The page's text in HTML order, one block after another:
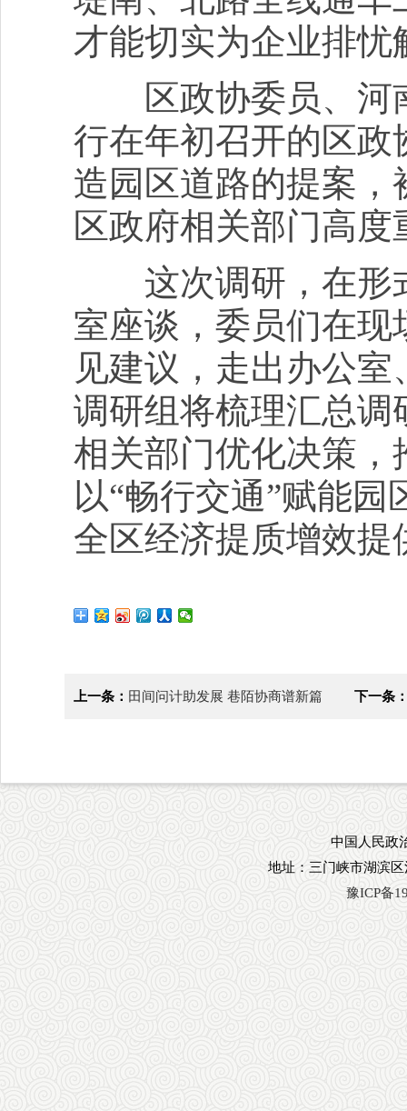
才能切实为企业排忧
区政协委员、河
行在年初召开的区
造园区道路的提案
区政府相关部门高
这次调研，在形
室座谈，委员们在
见建议，走出办公
调研组将梳理汇总
相关部门优化决策
以“畅行交通”赋能
全区经济提质增效
上一条： 田间问计助发展 巷陌协商谱新篇 下一条
中国人民政
地址：三门峡市湖滨
豫ICP备